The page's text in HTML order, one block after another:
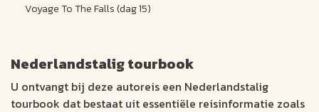
Voyage To The Falls (dag 15)
Nederlandstalig tourbook
U ontvangt bij deze autoreis een Nederlandstalig
tourbook dat bestaat uit essentiële reisinformatie zoals